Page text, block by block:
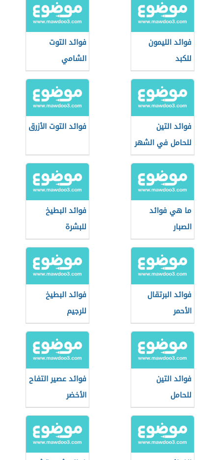
فوائد الليمون
للكبد
فوائد التوت
الشامي
فوائد التين
للحامل في الشهر
التاسع
فوائد التوت الأزرق
ما هي فوائد
الصبار
فوائد البطيخ
للبشرة
فوائد البرتقال
الأحمر
فوائد البطيخ
للرجيم
فوائد التين
للحامل
فوائد عصير التفاح
الأخضر